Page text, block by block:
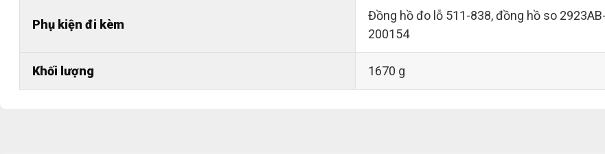
Phụ kiện đi kèm
Đồng hồ đo lỗ 511-838, đồng hồ so
200154
Khối lượng 1670 g